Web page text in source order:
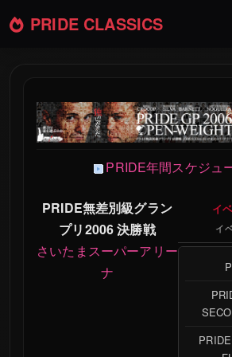
無差別級グランプリ
PRIDE CLASSICS
PRIDE年間スケジュ
PRIDE無差別級グラン
プリ2006 決勝戦
さいたまスーパーアリー
ナ
イ
イ